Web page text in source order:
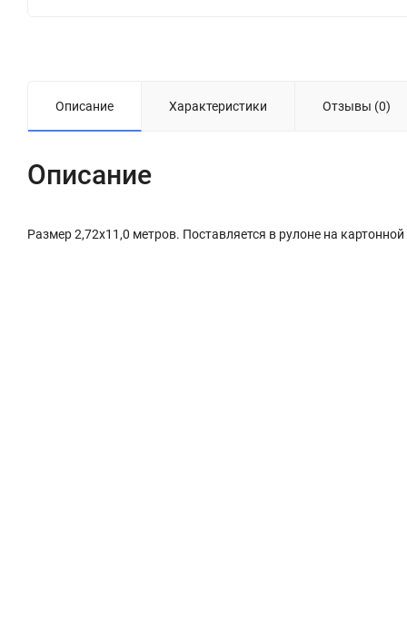
Описание Характеристики Отзывы (0)
Описание
Размер 2,72х11,0 метров. Поставляется в рулоне на